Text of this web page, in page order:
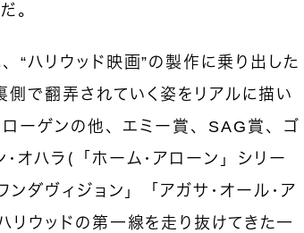
。
“ハリウッド映画”の製作に乗り出した
で翻弄されていく姿をリアルに描い
ローゲンの他、エミー賞、SAG賞、ゴ
オハラ（「ホーム・アローン」シリー
ンダヴィジョン」「アガサ・オール・ア
リウッドの第一線を走り抜けてきた一